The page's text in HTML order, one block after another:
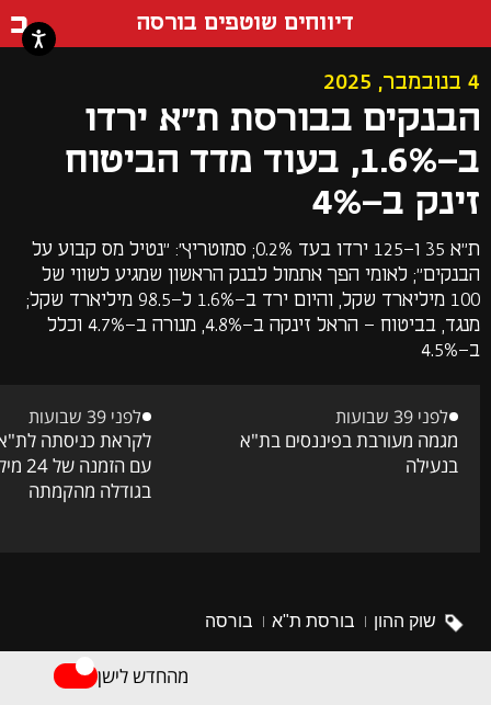
דיווחים שוטפים בורסה
הבנקים בבורסת ת"א ירדו
ב-1.6%, בעוד מדד הביטוח
זינק ב-4%
ת"א 35 ו-125 ירדו בעד 0.2%; סמוטריץ': "נטיל מס קבוע על
הבנקים"; לאומי הפך אתמול לבנק הראשון שמגיע לשווי של
100 מיליארד שקל, והיום ירד ב-1.6% ל-98.5 מיליארד שקל;
מנגד, בביטוח - הראל זינקה ב-4.8%, מנורה ב-4.7% וכלל
ב-4.5%
4 בנובמבר, 2025
לפני 39 שבועות
מגמה מעורבת בפיננסים בת"א
בנעילה
לפני 39 שבועות
עם
בגודלה מהקמתה
שוק ההון בורסת ת"א בורסה
מהחדש לישן